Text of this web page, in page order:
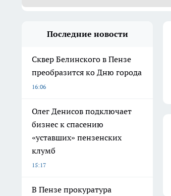
Последние новости
Сквер Белинского в Пензе
преобразится ко Дню города
16:06
Олег Денисов подключает
бизнес к спасению
«уставших» пензенских
клумб
15:17
В Пензе прокуратура